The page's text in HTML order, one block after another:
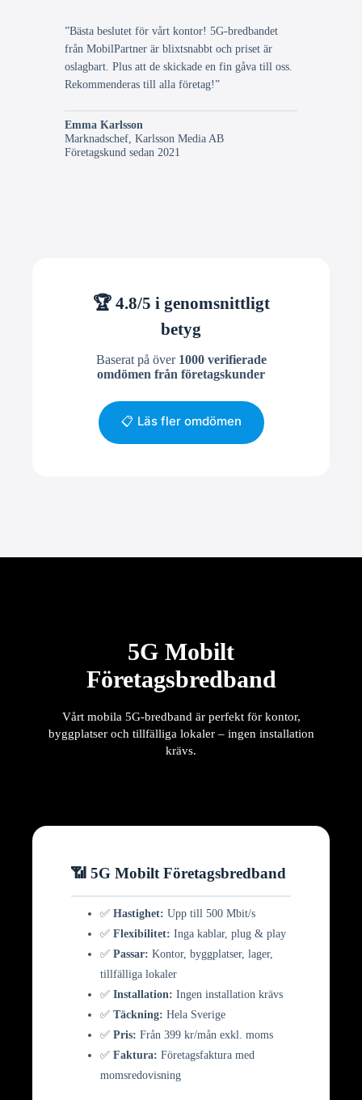
”Bästa beslutet för vårt kontor! 5G-bredbandet
från MobilPartner är blixtsnabbt och priset är
oslagbart. Plus att de skickade en fin gåva till oss.
Rekommenderas till alla företag!”
Emma Karlsson
Marknadschef, Karlsson Media AB
Företagskund sedan 2021
🏆 4.8/5 i genomsnittligt
betyg
Baserat på över 1000 verifierade
omdömen från företagskunder
📋 Läs fler omdömen
5G Mobilt
Företagsbredband
Vårt mobila 5G-bredband är perfekt för kontor,
byggplatser och tillfälliga lokaler – ingen installation
krävs.
📶 5G Mobilt Företagsbredband
✅ Hastighet: Upp till 500 Mbit/s
✅ Flexibilitet: Inga kablar, plug & play
✅ Passar: Kontor, byggplatser, lager,
tillfälliga lokaler
✅ Installation: Ingen installation krävs
✅ Täckning: Hela Sverige
✅ Pris: Från 399 kr/mån exkl. moms
✅ Faktura: Företagsfaktura med
momsredovisning